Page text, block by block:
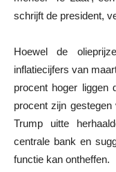
schrijft de president,
Hoewel de
inflatiecijfers van
procent hoger liggen
procent zijn
Trump uitte
centrale bank en
functie kan ontheffen.